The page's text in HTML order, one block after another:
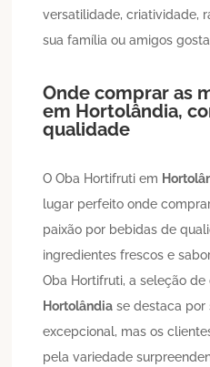
versatilidade, criatividade,
sua família ou amigos
Onde comprar as
em Hortolândia,
qualidade
O Oba Hortifruti em
lugar perfeito onde
paixão por bebidas de
ingredientes frescos e
Oba Hortifruti, a seleção
Hortolândia se destaca por
excepcional, mas os
pela variedade